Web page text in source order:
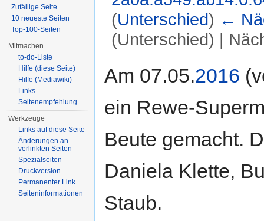
(Unterschied) ←
(Unterschied) |
Am 07.05.2016
ein Rewe-
Beute gemacht.
Daniela Klette,
Staub.
Zufällige Seite
10 neueste Seiten
Top-100-Seiten
Mitmachen
to-do-Liste
Hilfe (diese Seite)
Hilfe (Mediawiki)
Links
Seitenempfehlung
Werkzeuge
Links auf diese Seite
Änderungen an
verlinkten Seiten
Spezialseiten
Druckversion
Permanenter Link
Seiteninformationen